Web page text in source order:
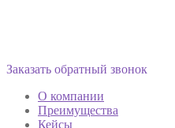
Заказать обратный звонок
О компании
Преимущества
Кейсы